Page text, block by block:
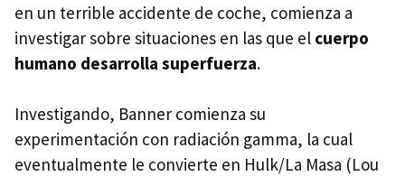
en un terrible accidente de coche, comienza a
investigar sobre situaciones en las que el cuerpo
humano desarrolla superfuerza.
Investigando, Banner comienza su
experimentación con radiación gamma, la cual
eventualmente le convierte en Hulk/La Masa (Lou